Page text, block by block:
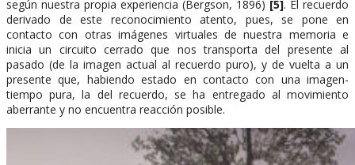
según nuestra propia experiencia (Bergson, 1896) [5]. El recuerdo
derivado de este reconocimiento atento, pues, se pone en
contacto con otras imágenes virtuales de nuestra memoria e
inicia un circuito cerrado que nos transporta del presente al
pasado (de la imagen actual al recuerdo puro), y de vuelta a un
presente que, habiendo estado en contacto con una imagen-
tiempo pura, la del recuerdo, se ha entregado al movimiento
aberrante y no encuentra reacción posible.